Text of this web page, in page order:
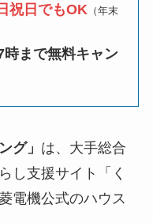
祝日でもOK （年末
まで無料キャン
グ」 は、大手総合
し支援サイト「く
電機公式のハウス